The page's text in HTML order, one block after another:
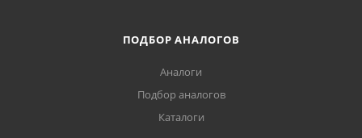
ПОДБОР АНАЛОГОВ
Аналоги
Подбор аналогов
Каталоги